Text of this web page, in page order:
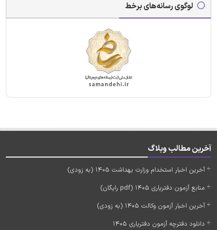
لوگوی رسانه‌های برخط
آخرین مطالب وبلاگ
آخرین اخبار استخدام وزارت بهداشت 1405 (به زودی)
منابع آزمون دفتریاری 1405 (pdf رایگان)
آخرین اخبار آزمون وکالت 1405 (به زودی)
دانلود دفترچه آزمون دفتریاری 1405